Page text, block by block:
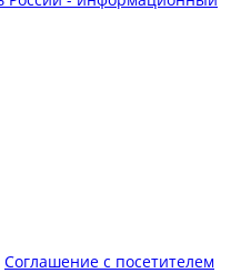
Соглашение с посетителем